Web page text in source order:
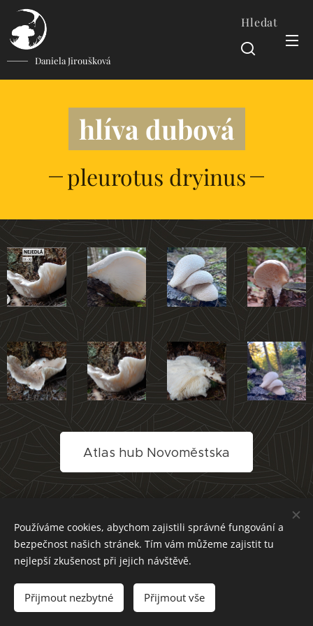
Daniela Jiroušková
Hledat
hlíva dubová
pleurotus dryinus
Atlas hub Novoměstska
Cookies
Používáme cookies, abychom zajistili správné fungování a
bezpečnost našich stránek. Tím vám můžeme zajistit tu
nejlepší zkušenost při jejich návštěvě.
Přijmout nezbytné Přijmout vše